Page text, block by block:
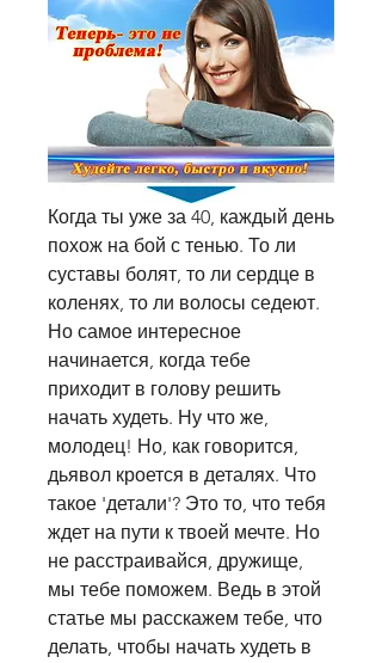
Когда ты уже за 40, каждый день
похож на бой с тенью. То ли
суставы болят, то ли сердце в
коленях, то ли волосы седеют.
Но самое интересное
начинается, когда тебе
приходит в голову решить
начать худеть. Ну что же,
молодец! Но, как говорится,
дьявол кроется в деталях. Что
такое 'детали'? Это то, что тебя
ждет на пути к твоей мечте. Но
не расстраивайся, дружище,
мы тебе поможем. Ведь в этой
статье мы расскажем тебе, что
делать, чтобы начать худеть в